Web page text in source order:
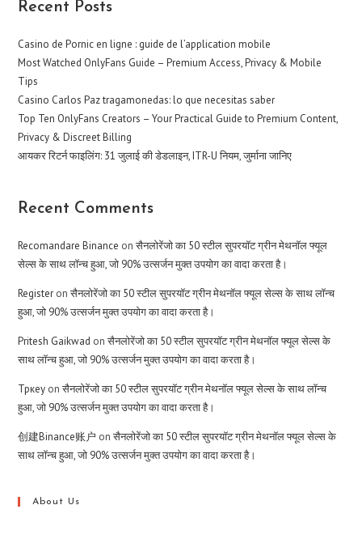
Recent Posts
Casino de Pornic en ligne : guide de l’application mobile
Most Watched OnlyFans Guide – Premium Access, Privacy & Mobile
Tips
Casino Carlos Paz tragamonedas: lo que necesitas saber
Top Ten OnlyFans Creators – Your Practical Guide to Premium Content,
Privacy & Discreet Billing
आयकर रिटर्न फाइलिंग: 31 जुलाई की डेडलाइन, ITR-U नियम, जुर्माना जानिए
Recent Comments
Recomandare Binance onसैनलोरेंजो का 50 स्टील सुपरयॉट ग्रीन मेथनॉल फ्यूल
सेल्स के साथ लॉन्च हुआ, जो 90% उत्सर्जन मुक्त उपयोग का वादा करता है।
Register onसैनलोरेंजो का 50 स्टील सुपरयॉट ग्रीन मेथनॉल फ्यूल सेल्स के साथ लॉन्च
हुआ, जो 90% उत्सर्जन मुक्त उपयोग का वादा करता है।
Pritesh Gaikwad onसैनलोरेंजो का 50 स्टील सुपरयॉट ग्रीन मेथनॉल फ्यूल सेल्स के
साथ लॉन्च हुआ, जो 90% उत्सर्जन मुक्त उपयोग का वादा करता है।
Тркеу onसैनलोरेंजो का 50 स्टील सुपरयॉट ग्रीन मेथनॉल फ्यूल सेल्स के साथ लॉन्च
हुआ, जो 90% उत्सर्जन मुक्त उपयोग का वादा करता है।
创建Binance账户 onसैनलोरेंजो का 50 स्टील सुपरयॉट ग्रीन मेथनॉल फ्यूल सेल्स के
साथ लॉन्च हुआ, जो 90% उत्सर्जन मुक्त उपयोग का वादा करता है।
About Us